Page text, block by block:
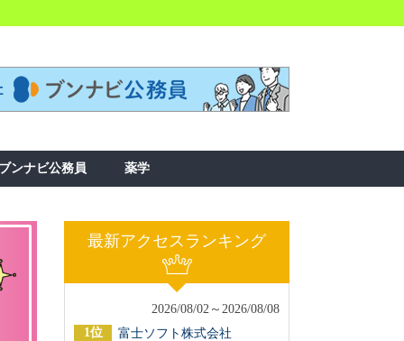
ンナビ公務員 薬学
最新アクセスランキング
2026/08/02～2026/08/08
富士ソフト株式会社